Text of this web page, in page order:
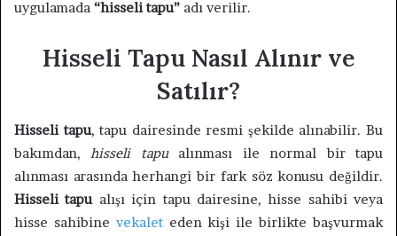
uygulamada “hisseli tapu” adı verilir.
Hisseli Tapu Nasıl Alınır ve
Satılır?
Hisseli tapu, tapu dairesinde resmi şekilde alınabilir. Bu
bakımdan,hisseli tapualınması ile normal bir tapu
alınması arasında herhangi bir fark söz konusu değildir.
Hisseli tapualışı için tapu dairesine, hisse sahibi veya
hisse sahibine vekaleteden kişi ile birlikte başvurmak